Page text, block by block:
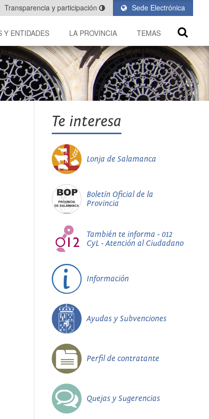
Sede Electrónica
Transparencia y participación
Y ENTIDADES LA PROVINCIA TEMAS
Te interesa
Lonja de Salamanca
Boletín Oficial de la
Provincia
También te informa - 012
CyL - Atención al Ciudadano
Información
Ayudas y Subvenciones
Perfil de contratante
Quejas y Sugerencias